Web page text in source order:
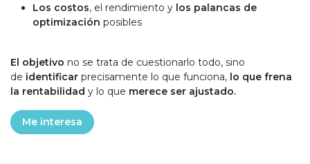
Los costos, el rendimiento y los palancas de
optimización posibles
El objetivo no se trata de cuestionarlo todo, sino
de identificar precisamente lo que funciona, lo que frena
la rentabilidad y lo que merece ser ajustado.
Me interesa